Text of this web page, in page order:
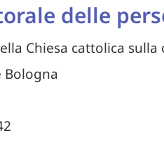
delle
Chiesa cattolica
Bologna